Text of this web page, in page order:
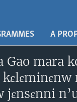
A
Gao mara
jɛnsɛnni